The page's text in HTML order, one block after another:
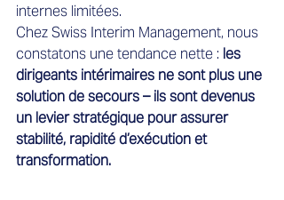
internes limitées.
Chez Swiss Interim Management, nous
constatons une tendance nette : les
dirigeants intérimaires ne sont plus une
solution de secours – ils sont devenus
un levier stratégique pour assurer
stabilité, rapidité d’exécution et
transformation.